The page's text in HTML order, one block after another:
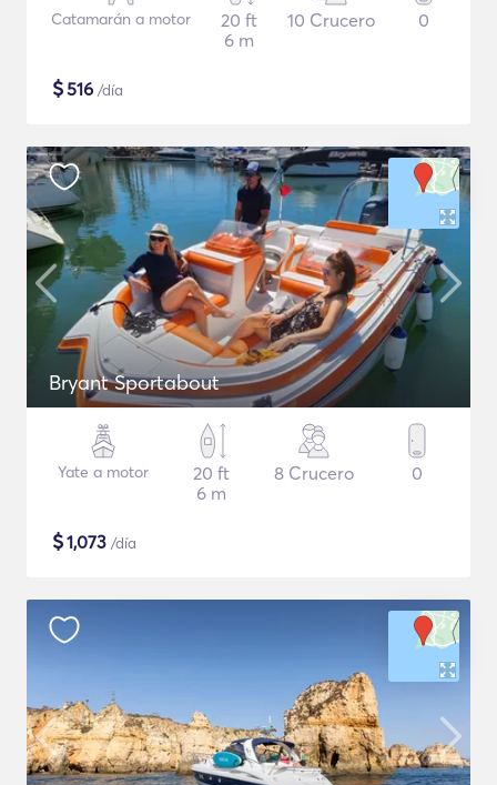
Catamarán a motor
20 ft
6 m
10 Crucero 0
$516 /día
Bryant Sportabout
Yate a motor
20 ft
6 m
8 Crucero 0
$1,073 /día